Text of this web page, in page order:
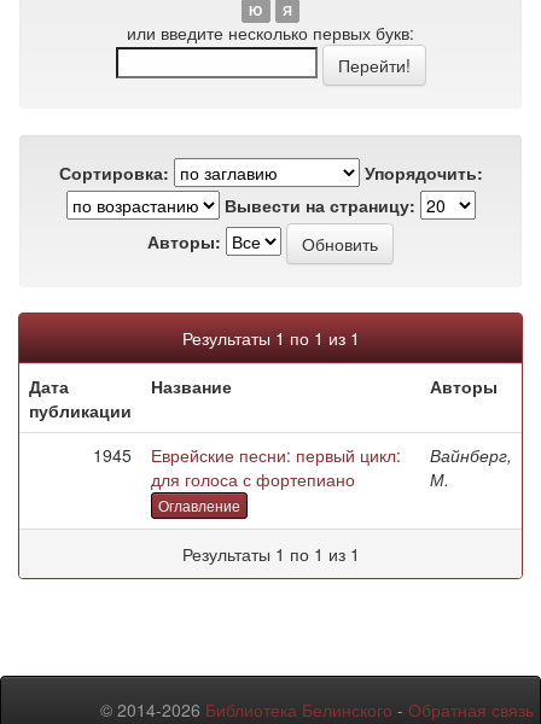
Ю
Я
или введите несколько первых букв:
Сортировка:
Упорядочить:
Вывести на страницу:
Авторы:
Результаты 1 по 1 из 1
Дата
публикации
Название Авторы
1945
Еврейские песни: первый цикл:
для голоса с фортепиано
Оглавление
Вайнберг,
М.
Результаты 1 по 1 из 1
© 2014-2026 Библиотека Белинского - Обратная связь